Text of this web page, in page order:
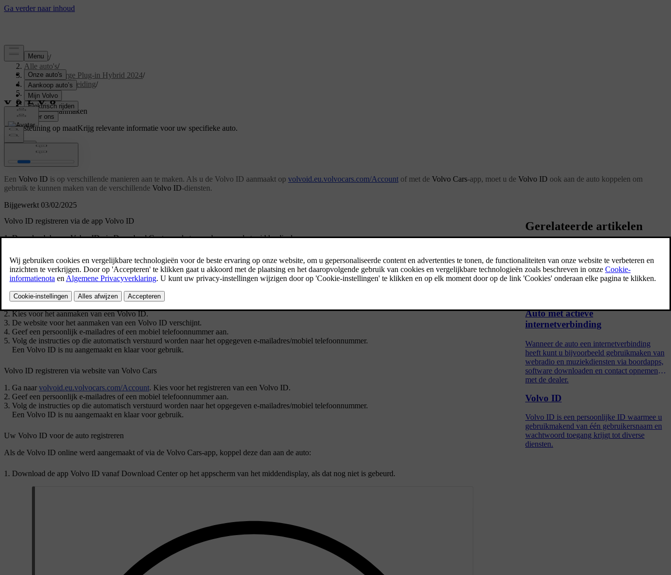
Support/
Alle auto's/
XC40 Recharge Plug-in Hybrid 2024/
Gebruikershandleiding/
Uw Volvo/
Volvo ID/
Volvo ID aanmaken
Ondersteuning op maatKrijg relevante informatie voor uw specifieke auto.
Bijgewerkt 03/02/2025
Volvo ID aanmaken
Een Volvo ID is op verschillende manieren aan te maken. Als u de Volvo ID aanmaakt op volvoid.eu.volvocars.com/Account of met de Volvo Cars-app, moet u de Volvo ID ook aan de auto koppelen om
gebruik te kunnen maken van de verschillende Volvo ID-diensten.
Volvo ID registreren via de app Volvo ID
Download de appVolvo IDviaDownload Centerop het appscherm van het middendisplay.
Volg de instructies op die automatisch verstuurd worden naar het opgegeven e-mailadres/mobiel telefoonnummer.
Er is daarmee eenVolvo IDaangemaakt en het ID staat automatisch geregistreerd voor de auto. De Volvo ID-diensten kunnen nu gebruikt worden.
Kies voor het aanmaken van eenVolvo ID.
De website voor het aanmaken van een Volvo ID verschijnt.
Geef een persoonlijk e-mailadres of een mobiel telefoonnummer aan.
Volg de instructies op die automatisch verstuurd worden naar het opgegeven e-mailadres/mobiel telefoonnummer.
Een Volvo ID is nu aangemaakt en klaar voor gebruik.
Volvo ID registreren via website van Volvo Cars
Ga naar volvoid.eu.volvocars.com/Account. Kies voor het registreren van een Volvo ID.
Geef een persoonlijk e-mailadres of een mobiel telefoonnummer aan.
Volg de instructies op die automatisch verstuurd worden naar het opgegeven e-mailadres/mobiel telefoonnummer.
Een Volvo ID is nu aangemaakt en klaar voor gebruik.
Uw Volvo ID voor de auto registreren
Als de Volvo ID online werd aangemaakt of via de Volvo Cars-app, koppel deze dan aan de auto:
Download de app Volvo ID vanaf Download Center op het appscherm van het middendisplay, als dat nog niet is gebeurd.
Gerelateerde artikelen
Apps downloaden
Wanneer de auto een internetverbinding
Auto met actieve
internetverbinding
Wanneer de auto een internetverbinding
heeft kunt u bijvoorbeeld gebruikmaken van
webradio en muziekdiensten via boordapps,
software downloaden en contact opnemen
met de dealer.
Volvo ID
Volvo ID is een persoonlijke ID waarmee u
gebruikmakend van één gebruikersnaam en
wachtwoord toegang krijgt tot diverse
diensten.